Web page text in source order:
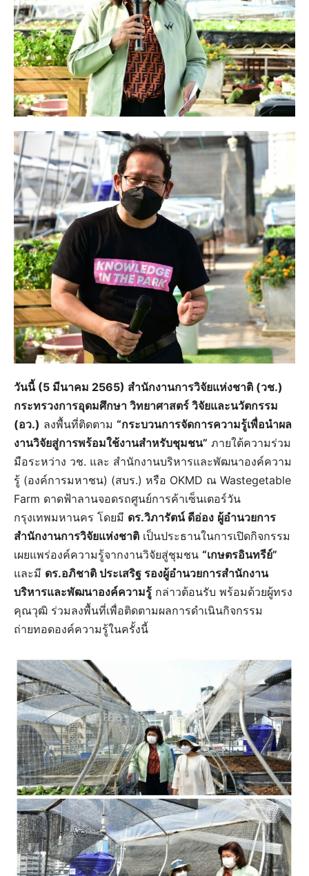
วันนี้ (5 มีนาคม 2565) สำนักงานการวิจัยแห่งชาติ (วช.)
กระทรวงการอุดมศึกษา วิทยาศาสตร์ วิจัยและนวัตกรรม
(อว.) ลงพื้นที่ติดตาม “กระบวนการจัดการความรู้เพื่อนำผล
งานวิจัยสู่การพร้อมใช้งานสำหรับชุมชน” ภายใต้ความร่วม
มือระหว่าง วช. และ สำนักงานบริหารและพัฒนาองค์ความ
รู้ (องค์การมหาชน) (สบร.) หรือ OKMD ณ Wastegetable
Farm ดาดฟ้าลานจอดรถศูนย์การค้าเซ็นเตอร์วัน
กรุงเทพมหานคร โดยมี ดร.วิภารัตน์ ดีอ่อง ผู้อำนวยการ
สำนักงานการวิจัยแห่งชาติ เป็นประธานในการเปิดกิจกรรม
เผยแพร่องค์ความรู้จากงานวิจัยสู่ชุมชน “เกษตรอินทรีย์”
และมี ดร.อภิชาติ ประเสริฐ รองผู้อำนวยการสำนักงาน
บริหารและพัฒนาองค์ความรู้ กล่าวต้อนรับ พร้อมด้วยผู้ทรง
คุณวุฒิ ร่วมลงพื้นที่เพื่อติดตามผลการดำเนินกิจกรรม
ถ่ายทอดองค์ความรู้ในครั้งนี้